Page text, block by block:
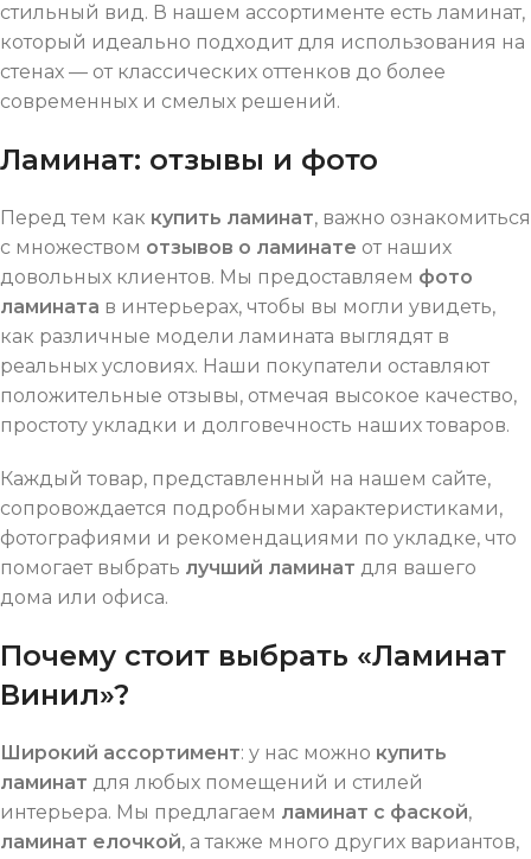
стильный вид. В нашем ассортименте есть ламинат,
который идеально подходит для использования на
стенах — от классических оттенков до более
современных и смелых решений.
Ламинат: отзывы и фото
Перед тем как купить ламинат, важно ознакомиться
с множеством отзывов о ламинате от наших
довольных клиентов. Мы предоставляем фото
ламината в интерьерах, чтобы вы могли увидеть,
как различные модели ламината выглядят в
реальных условиях. Наши покупатели оставляют
положительные отзывы, отмечая высокое качество,
простоту укладки и долговечность наших товаров.
Каждый товар, представленный на нашем сайте,
сопровождается подробными характеристиками,
фотографиями и рекомендациями по укладке, что
помогает выбрать лучший ламинат для вашего
дома или офиса.
Почему стоит выбрать «Ламинат
Винил»?
Широкий ассортимент: у нас можно купить
ламинат для любых помещений и стилей
интерьера. Мы предлагаем ламинат с фаской,
ламинат елочкой, а также много других вариантов,